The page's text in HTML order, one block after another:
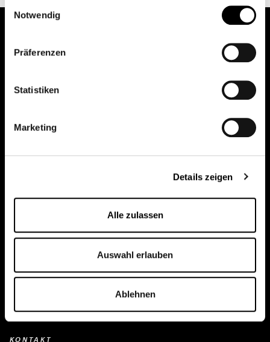
Weitere Informationen finden Sie unter
Datenschutz
Notwendig
Präferenzen
Statistiken
Marketing
Details zeigen
Alle zulassen
Auswahl erlauben
Ablehnen
Kreatin Wissen
KONTAKT